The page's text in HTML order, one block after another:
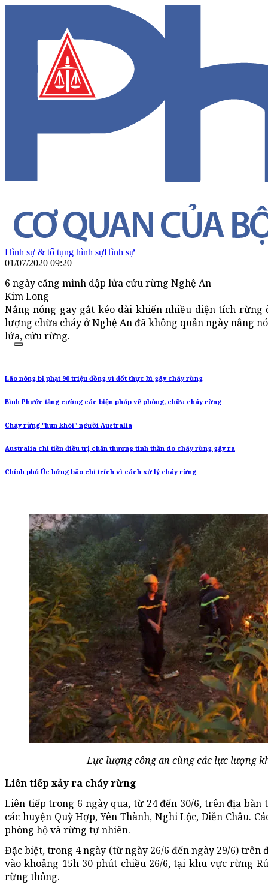
Hình sự & tố tụng hình sựHình sự
01/07/2020 09:20
6 ngày căng mình dập lửa cứu rừng Nghệ An
Kim Long
Nắng nóng gay gắt kéo dài khiến nhiều diện tích
lượng chữa cháy ở Nghệ An đã không quản ngày nắng
lửa, cứu rừng.
Lão nông bị phạt 90 triệu đồng vì đốt thực bì gây cháy rừng
Bình Phước tăng cường các biện pháp về phòng, chữa cháy rừng
Cháy rừng "hun khói" người Australia
Australia chi tiền điều trị chấn thương tinh thần do cháy rừng gây ra
Chính phủ Úc hứng bão chỉ trích vì cách xử lý cháy rừng
Lực lượng công an cùng các lực lượng
Liên tiếp xảy ra cháy rừng
Liên tiếp trong 6 ngày qua, từ 24 đến 30/6, trên địa
các huyện Quỳ Hợp, Yên Thành, Nghi Lộc, Diễn Châu.
phòng hộ và rừng tự nhiên.
Đặc biệt, trong 4 ngày (từ ngày 26/6 đến ngày 29/6) trên
vào khoảng 15h 30 phút chiều 26/6, tại khu vực rừng
rừng thông.